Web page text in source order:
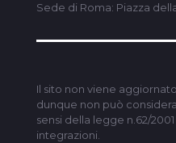
Sede di Roma: Piazza
Il sito non viene
dunque non può
sensi della legge n.62/
integrazioni.